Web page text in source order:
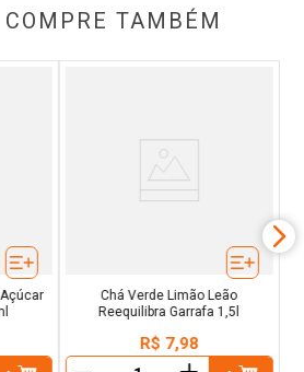
TAMBÉM
Chá Verde Limão Leão
Reequilibra Garrafa 1,5l
R$ 7,98